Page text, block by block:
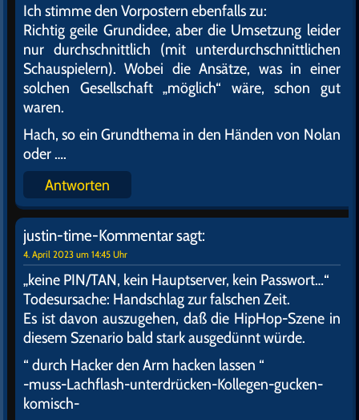
Ich stimme den Vorpostern ebenfalls zu:
Richtig geile Grundidee, aber die Umsetzung leider
nur durchschnittlich (mit unterdurchschnittlichen
Schauspielern). Wobei die Ansätze, was in einer
solchen Gesellschaft „möglich“ wäre, schon gut
waren.
Hach, so ein Grundthema in den Händen von Nolan
oder ….
Antworten
justin-time-Kommentarsagt:
4. April 2023 um 14:45 Uhr
„keine PIN/TAN, kein Hauptserver, kein Passwort…“
Todesursache: Handschlag zur falschen Zeit.
Es ist davon auszugehen, daß die HipHop-Szene in
diesem Szenario bald stark ausgedünnt würde.
“ durch Hacker den Arm hacken lassen “
-muss-Lachflash-unterdrücken-Kollegen-gucken-
komisch-